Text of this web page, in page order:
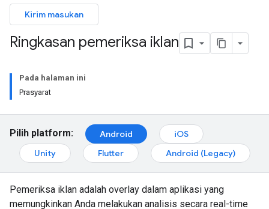
Kirim masukan
Ringkasan pemeriksa iklan
Pada halaman ini
Prasyarat
Pilih platform: Android
iOS
Unity
Flutter Android (Legacy)
Pemeriksa iklan adalah overlay dalam aplikasi yang
memungkinkan Anda melakukan analisis secara real-time